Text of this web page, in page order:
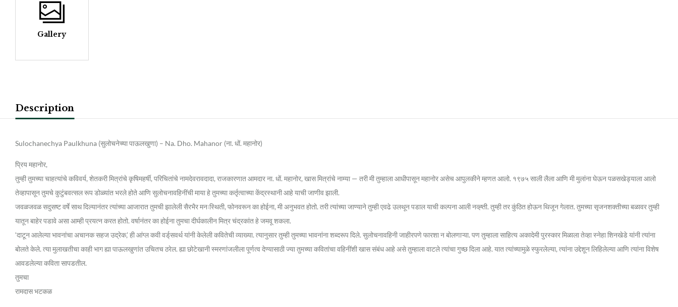
Gallery
Description
Sulochanechya Paulkhuna (सुलोचनेच्या पाऊलखुणा) – Na. Dho. Mahanor (ना. धों. महानोर)
प्रिय महानोर,
तुम्ही तुमच्या चाहत्यांचे कविवर्य, शेतकरी मित्रांचे कृषिमहर्षी, परिचितांचे नामदेवरावदादा, राजकारणात आमदार ना. धों. महानोर, खास मित्रांचे नाम्या — तरी मी तुम्हाला आधीपासून महानोर असेच आपुलकीने म्हणत आलो. १९७५ साली लैला आणि मी मुलांना घेऊन पळसखेड्याला आलो
तेव्हापासून तुमचे कुटुंबवत्सल रूप डोळ्यांत भरले होते आणि सुलोचनावहिनींची माया हे तुमच्या कर्तृत्वाच्या केंद्रस्थानी आहे याची जाणीव झाली.
जवळजवळ सदुसष्ट वर्षे साथ दिल्यानंतर त्यांच्या आजारात तुमची झालेली सैरभैर मनःस्थिती, फोनवरून का होईना, मी अनुभवत होतो. तरी त्यांच्या जाण्याने तुम्ही एवढे उलथून पडाल याची कल्पना आली नव्ह्ती. तुम्ही तर कुंठित होऊन थिजून गेलात. तुमच्या सृजनशक्तीच्या बळावर तुम्ही
यातून बाहेर पडावे असा आम्ही प्रयत्न करत होतो. वर्षानंतर का होईना तुमचा दीर्घकालीन मित्र चंद्रकांत हे जमवू शकला.
‘दाटून आलेल्या भावनांचा अचानक सहज उद्रेक,’ ही आंग्ल कवी वर्ड्‌सवर्थ यांनी केलेली कवितेची व्याख्या. त्यानुसार तुम्ही तुमच्या भावनांना शब्दरूप दिले. सुलोचनावहिनी जाहीरपणे फारशा न बोलणाऱ्या. पण तुम्हाला साहित्य अकादेमी पुरस्कार मिळाला तेव्हा स्नेहा शिनखेडे यांनी त्यांना
बोलते केले. त्या मुलाखतीचा काही भाग ह्या पाऊलखुणांत उचितच ठरेल. ह्या छोटेखानी स्मरणांजलीला पूर्णत्व देण्यासाठी ज्या तुमच्या कवितांचा वहिनींशी खास संबंध आहे असे तुम्हाला वाटले त्यांचा गुच्छ दिला आहे. यात त्यांच्यामुळे स्फुरलेल्या, त्यांना उद्देशून लिहिलेल्या आणि त्यांना विशेष
आवडलेल्या कविता सापडतील.
तुमचा
रामदास भटकळ